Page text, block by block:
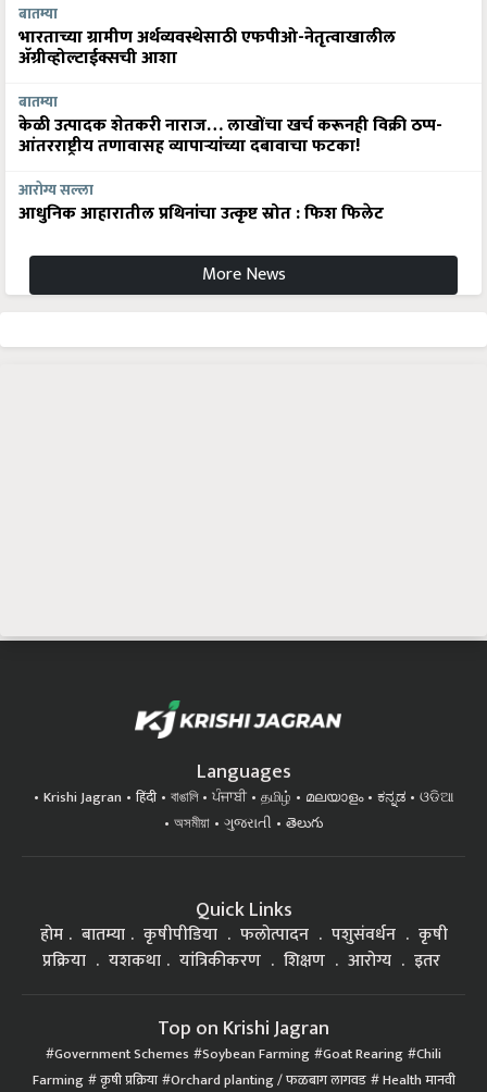
बातम्या
भारताच्या ग्रामीण अर्थव्यवस्थेसाठी एफपीओ-नेतृत्वाखालील
अ‍ॅग्रीव्होल्टाईक्सची आशा
बातम्या
केळी उत्पादक शेतकरी नाराज… लाखोंचा खर्च करूनही विक्री ठप्प-
आंतरराष्ट्रीय तणावासह व्यापाऱ्यांच्या दबावाचा फटका!
आरोग्य सल्ला
आधुनिक आहारातील प्रथिनांचा उत्कृष्ट स्रोत : फिश फिलेट
More News
Languages
Krishi Jagran हिंदी বাঙালি ਪੰਜਾਬੀ தமிழ் മലയാളം ಕನ್ನಡ
ଓଡିଆ
অসমীয়া
ગુજરાતી తెలుగు
Quick Links
होम बातम्या कृषीपीडिया फलोत्पादन पशुसंवर्धन
कृषी
प्रक्रिया
यशकथा यांत्रिकीकरण शिक्षण आरोग्य इतर
Top on Krishi Jagran
Government Schemes Soybean Farming Goat Rearing Chili
Farming कृषी प्रक्रिया Orchard planting / फळबाग लागवड Health मानवी